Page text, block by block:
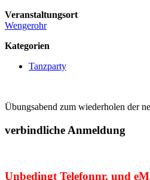
Veranstaltungsort
Wengerohr
Kategorien
Tanzparty
Übungsabend zum wiederholen der
verbindliche Anmeldung
Unbedingt Telefonnr. und